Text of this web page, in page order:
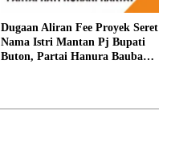
Dugaan Aliran Fee Proyek Seret
Nama Istri Mantan Pj Bupati
Buton, Partai Hanura Baubau